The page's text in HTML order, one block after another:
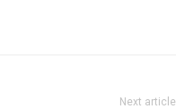
Next article